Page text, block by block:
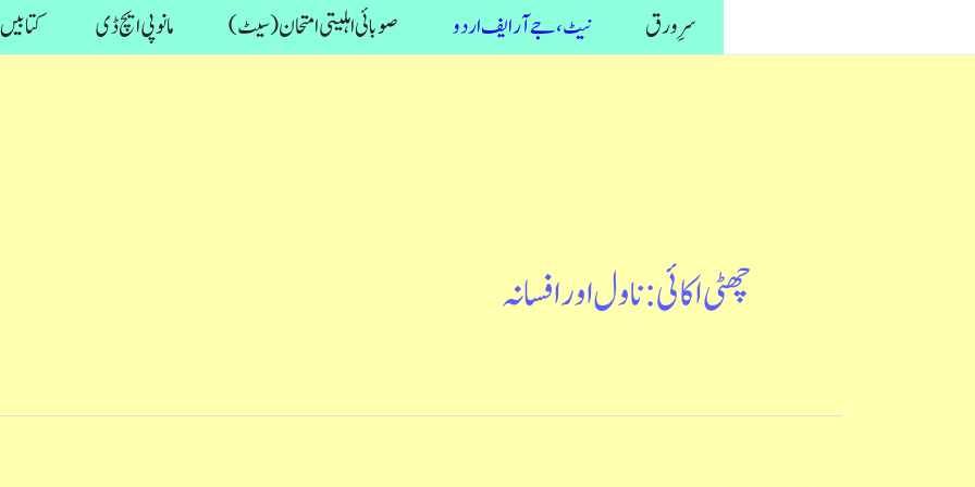
سرِ ورق نیٹ، جے آر ایف اردو صوبائی اہلیتی امتحان (سیٹ) مانو پی ایچ ڈی کتابیں
چھٹی اکائی : ناول اور افسانہ